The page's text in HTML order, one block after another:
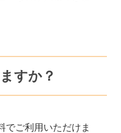
すか？
でご利用いただけま